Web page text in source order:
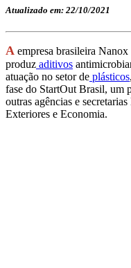
Atualizado em: 22/10/2021
A empresa brasileira
produz aditivos
atuação no setor de plásticos
fase do StartOut Brasil, um
outras agências e
Exteriores e Economia.